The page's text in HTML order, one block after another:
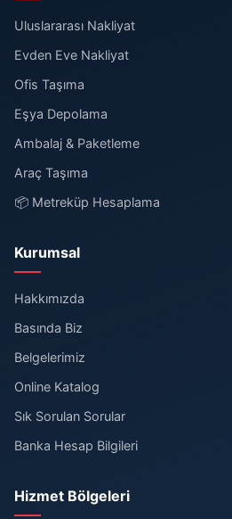
Uluslararası Nakliyat
Evden Eve Nakliyat
Ofis Taşıma
Eşya Depolama
Ambalaj & Paketleme
Araç Taşıma
📦 Metreküp Hesaplama
Kurumsal
Hakkımızda
Basında Biz
Belgelerimiz
Online Katalog
Sık Sorulan Sorular
Banka Hesap Bilgileri
Hizmet Bölgeleri